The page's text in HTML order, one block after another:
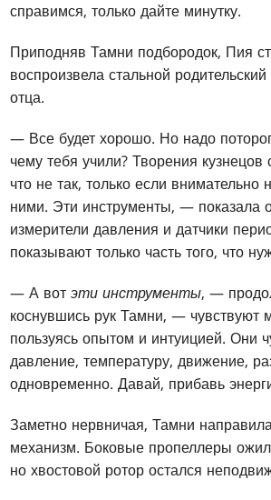
справимся, только дайте минутку.
Приподняв Тамни подбородок, Пия
воспроизвела стальной родительский
отца.
— Все будет хорошо. Но надо
чему тебя учили? Творения кузнецов
что не так, только если внимательно
ними. Эти инструменты, — показала
измерители давления и датчики
показывают только часть того, что
— А вотэти инструменты, —
коснувшись рук Тамни, — чувствуют
пользуясь опытом и интуицией. Они
давление, температуру, движение,
одновременно. Давай, прибавь
Заметно нервничая, Тамни
механизм. Боковые пропеллеры
но хвостовой ротор остался